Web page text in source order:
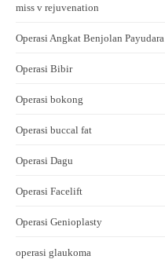
miss v rejuvenation
Operasi Angkat Benjolan Payudara
Operasi Bibir
Operasi bokong
Operasi buccal fat
Operasi Dagu
Operasi Facelift
Operasi Genioplasty
operasi glaukoma